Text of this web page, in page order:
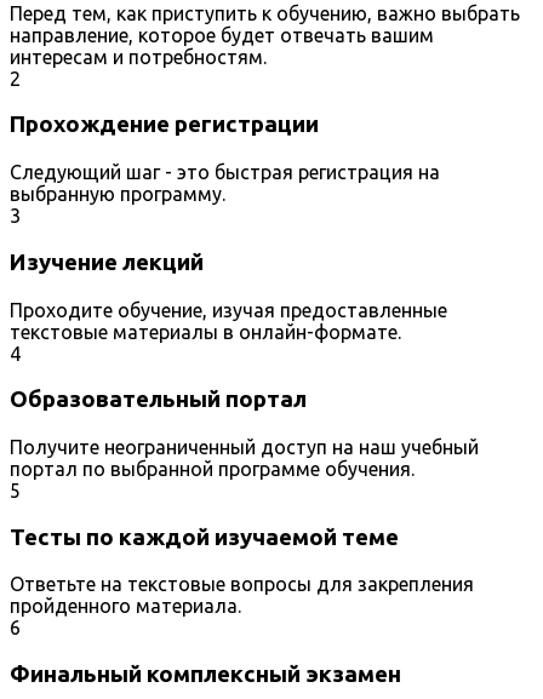
Перед тем, как приступить к обучению, важно выбрать
направление, которое будет отвечать вашим
интересам и потребностям.
2
Прохождение регистрации
Следующий шаг - это быстрая регистрация на
выбранную программу.
3
Изучение лекций
Проходите обучение, изучая предоставленные
текстовые материалы в онлайн-формате.
4
Образовательный портал
Получите неограниченный доступ на наш учебный
портал по выбранной программе обучения.
5
Тесты по каждой изучаемой теме
Ответьте на текстовые вопросы для закрепления
пройденного материала.
6
Финальный комплексный экзамен